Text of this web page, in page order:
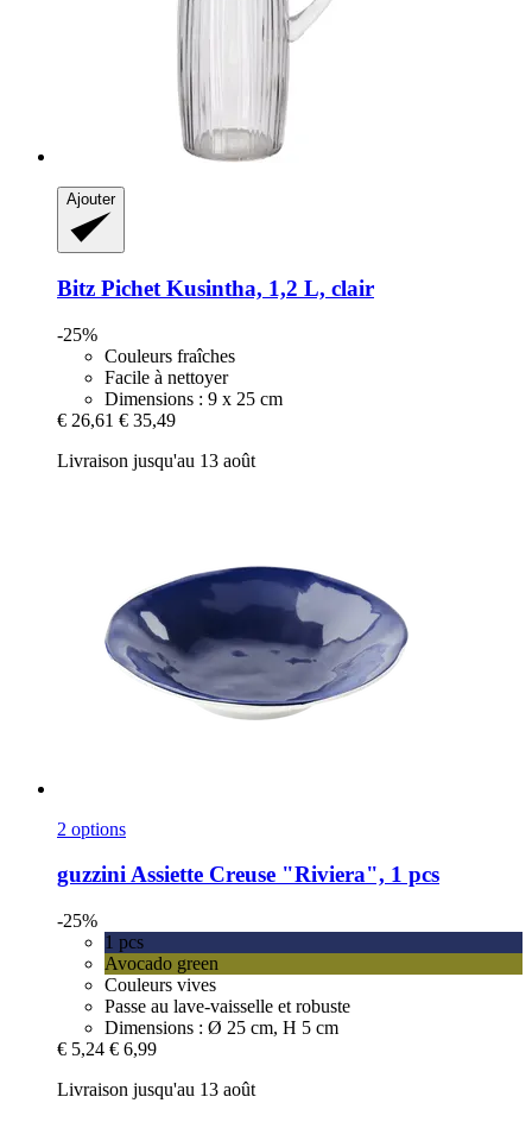
Ajouter
Bitz Pichet Kusintha, 1,2 L, clair
-25%
Couleurs fraîches
Facile à nettoyer
Dimensions : 9 x 25 cm
€ 26,61 € 35,49
Livraison jusqu'au 13 août
2 options
guzziniAssiette Creuse "Riviera", 1 pcs
-25%
1 pcs
Avocado green
Couleurs vives
Passe au lave-vaisselle et robuste
Dimensions : Ø 25 cm, H 5 cm
€ 5,24 € 6,99
Livraison jusqu'au 13 août